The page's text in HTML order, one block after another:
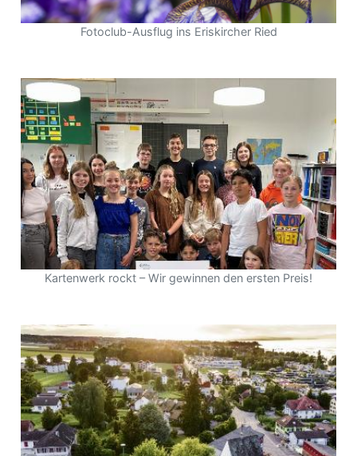
Fotoclub-Ausflug ins Eriskircher Ried
Kartenwerk rockt – Wir gewinnen den ersten Preis!